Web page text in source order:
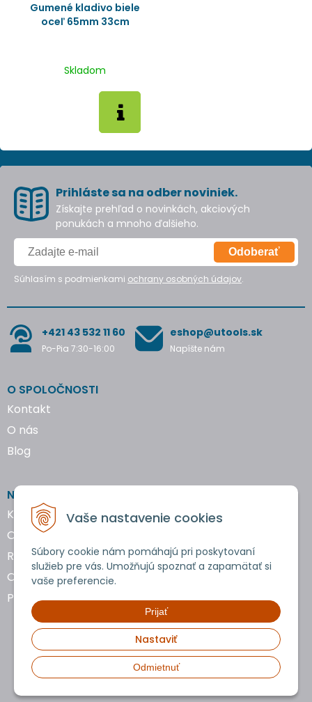
Vaše nastavenie cookies
Súbory cookie nám pomáhajú pri poskytovaní
služieb pre vás. Umožňujú spoznať a zapamätať si
vaše preferencie.
Prijať
Nastaviť
Odmietnuť
Gumené kladivo biele
oceľ 65mm 33cm
Skladom
Prihláste sa na odber noviniek.
Získajte prehľad o novinkách, akciových
ponukách a mnoho ďalšieho.
Odoberať
Súhlasím s podmienkami ochrany osobných údajov.
+421 43 532 11 60
Po-Pia 7:30-16:00
eshop@utools.sk
Napíšte nám
O SPOLOČNOSTI
Kontakt
O nás
Blog
NAKUPOVANIE
Katalógy náradia
Obchodné podmienky
Reklamácie a vrátenie tovaru
Ochrana osobných údajov
Používanie cookies